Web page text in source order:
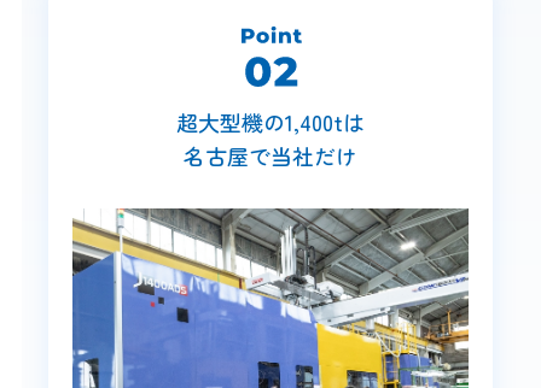
超大型機の1,400tは
名古屋で当社だけ